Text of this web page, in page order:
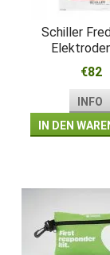
Schiller
€82
INFO
IN DEN